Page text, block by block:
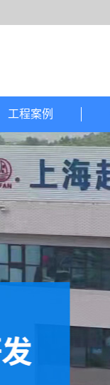
工程案例